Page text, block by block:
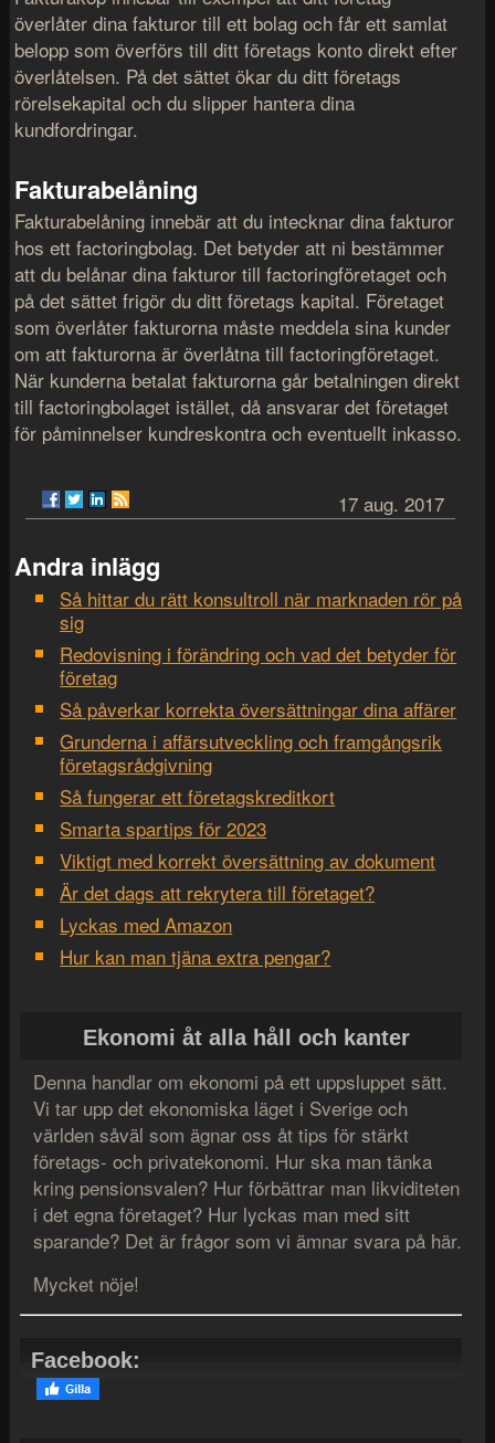
överlåter dina fakturor till ett bolag och får ett samlat
belopp som överförs till ditt företags konto direkt efter
överlåtelsen. På det sättet ökar du ditt företags
rörelsekapital och du slipper hantera dina
kundfordringar.
Fakturabelåning
Fakturabelåning innebär att du intecknar dina fakturor
hos ett factoringbolag. Det betyder att ni bestämmer
att du belånar dina fakturor till factoringföretaget och
på det sättet frigör du ditt företags kapital. Företaget
som överlåter fakturorna måste meddela sina kunder
om att fakturorna är överlåtna till factoringföretaget.
När kunderna betalat fakturorna går betalningen direkt
till factoringbolaget istället, då ansvarar det företaget
för påminnelser kundreskontra och eventuellt inkasso.
17 aug. 2017
Andra inlägg
Så hittar du rätt konsultroll när marknaden rör på
sig
Redovisning i förändring och vad det betyder för
företag
Så påverkar korrekta översättningar dina affärer
Grunderna i affärsutveckling och framgångsrik
företagsrådgivning
Så fungerar ett företagskreditkort
Smarta spartips för 2023
Viktigt med korrekt översättning av dokument
Är det dags att rekrytera till företaget?
Lyckas med Amazon
Hur kan man tjäna extra pengar?
Ekonomi åt alla håll och kanter
Denna handlar om ekonomi på ett uppsluppet sätt.
Vi tar upp det ekonomiska läget i Sverige och
världen såväl som ägnar oss åt tips för stärkt
företags- och privatekonomi. Hur ska man tänka
kring pensionsvalen? Hur förbättrar man likviditeten
i det egna företaget? Hur lyckas man med sitt
sparande? Det är frågor som vi ämnar svara på här.
Mycket nöje!
Facebook: